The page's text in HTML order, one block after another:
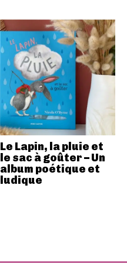
Le Lapin, la pluie et
le sac à goûter – Un
album poétique et
ludique